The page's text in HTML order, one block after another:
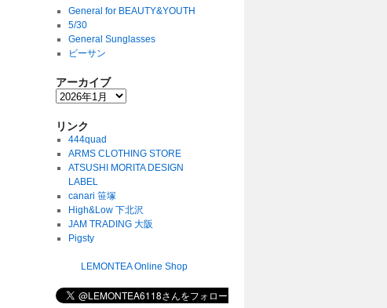
General for BEAUTY&YOUTH
5/30
General Sunglasses
ビーサン
アーカイブ
リンク
444quad
ARMS CLOTHING STORE
ATSUSHI MORITA DESIGN
LABEL
canari 笹塚
High&Low 下北沢
JAM TRADING 大阪
Pigsty
LEMONTEA Online Shop